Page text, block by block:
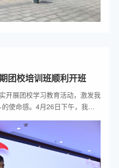
团校培训班顺利开班
开展团校学习教育活动，激发我
使命感。4月26日下午，我校
、高一和高二年级各党支部书
积极分子参加活动。